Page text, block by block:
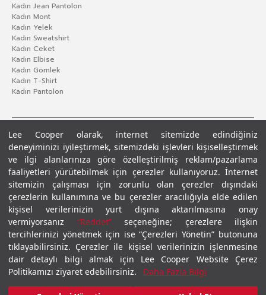
Lee Cooper olarak, internet sitemizde edindiğiniz
deneyiminizi iyileştirmek, sitemizdeki işlevleri kişiselleştirmek
ve ilgi alanlarınıza göre özelleştirilmiş reklam/pazarlama
faaliyetleri yürütebilmek için çerezler kullanıyoruz. İnternet
sitemizin çalışması için zorunlu olan çerezler dışındaki
çerezlerin kullanımına ve bu çerezler aracılığıyla elde edilen
kişisel verilerinizin yurt dışına aktarılmasına onay
vermiyorsanız “Reddet”seçeneğine; çerezlere ilişkin
tercihlerinizi yönetmek için ise “Çerezleri Yönetin” butonuna
tıklayabilirsiniz. Çerezler ile kişisel verilerinizin işlenmesine
dair detaylı bilgi almak için Lee Cooper Website Çerez
Politikamızı ziyaret edebilirsiniz.
Daha Fazla Bilgi
Kadın Jean Pantolon
Kadın Mont
Kadın Yelek
Kadın Sweatshirt
Kadın Ceket
Kadın Elbise
Kadın Gömlek
Kadın T-Shirt
Kadın Pantolon
Gizlilik PolitikasıÇerez Politikası KVKK Aydınlatma MetniŞartlar ve Koşullar
© 2026 Leecooper - Tüm Hakları Saklıdır.